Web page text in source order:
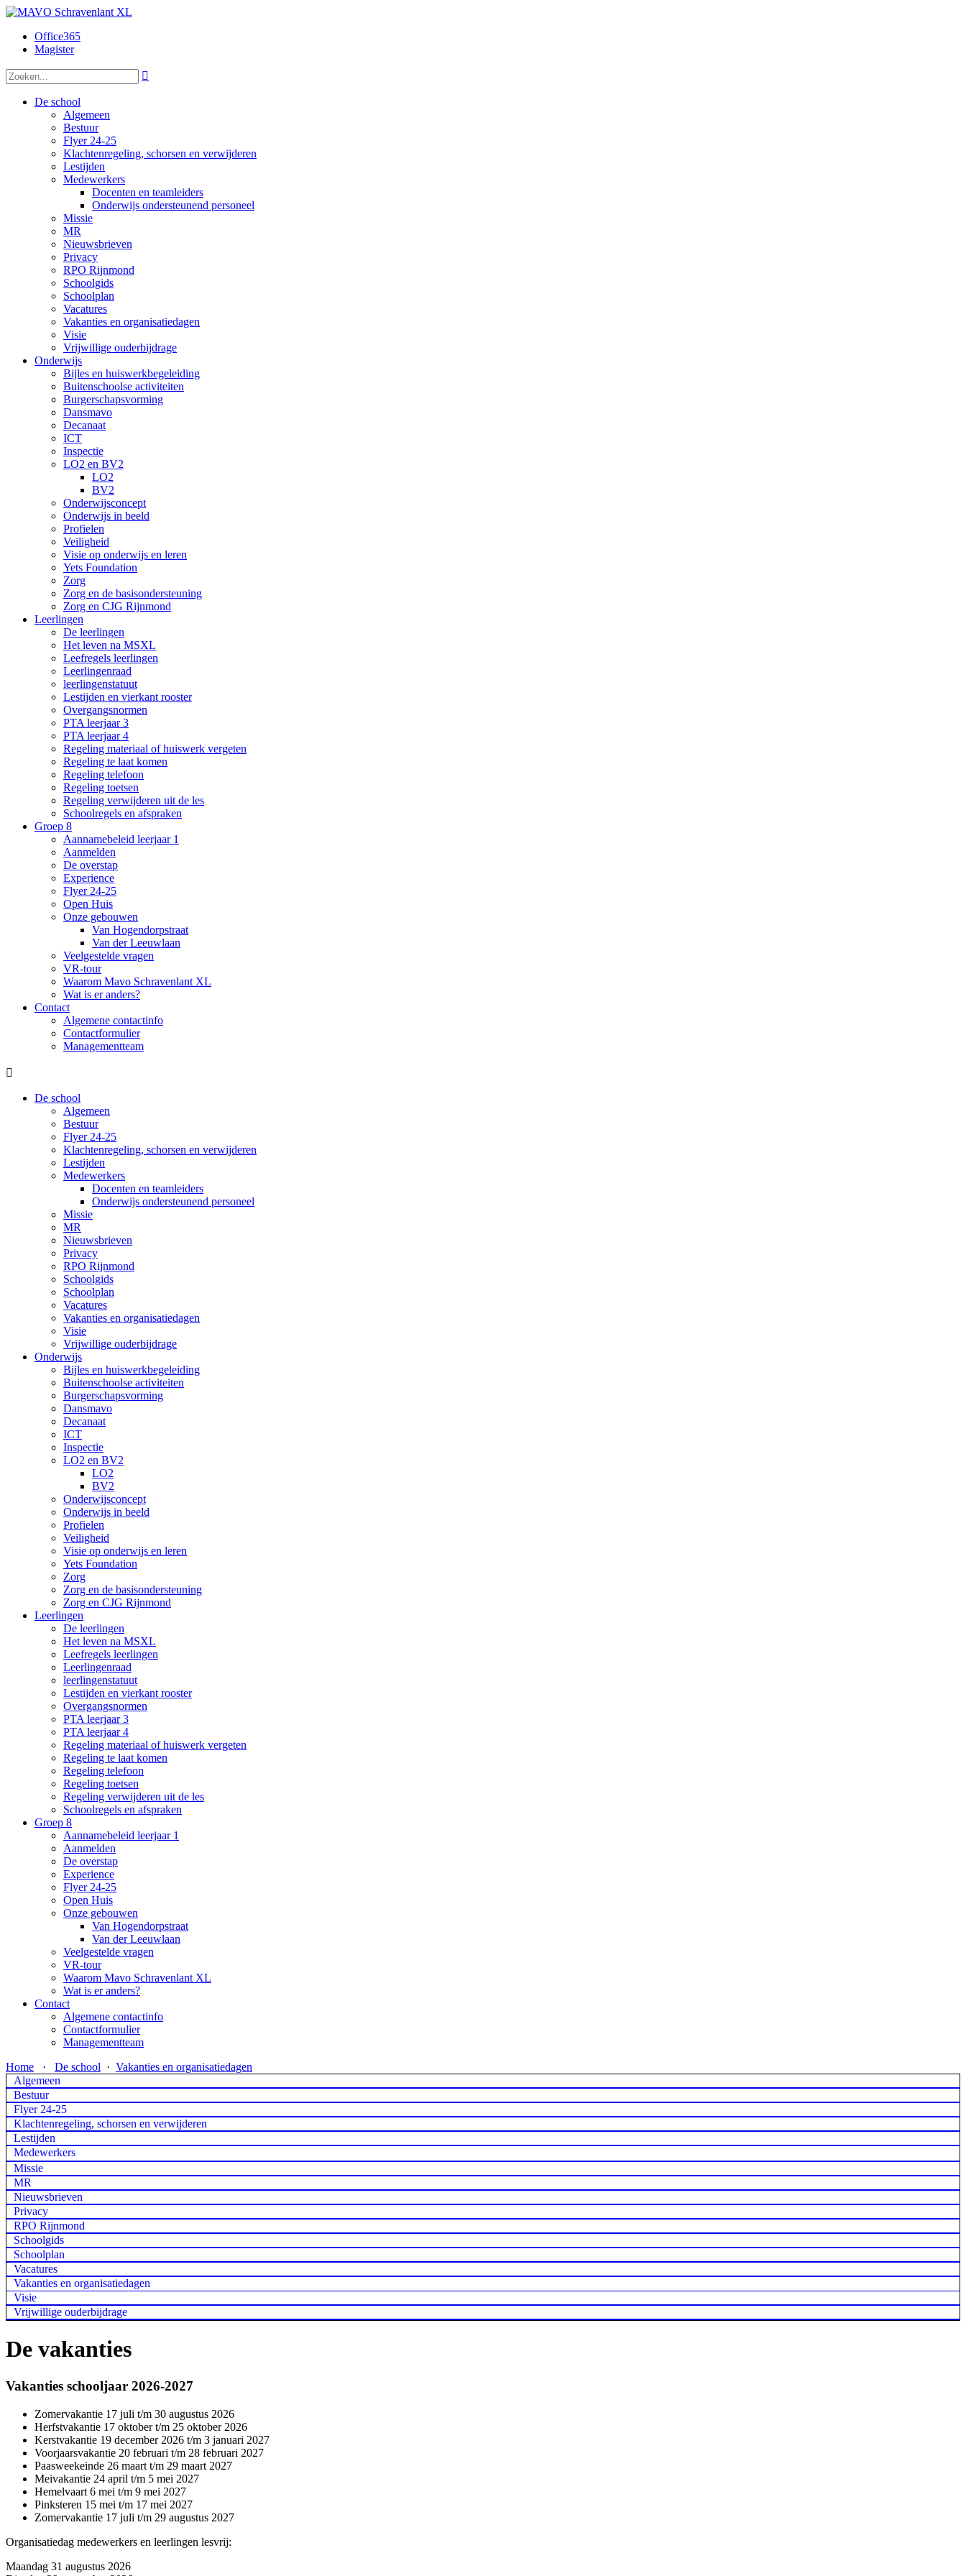
Office365
Magister

De school
Algemeen
Bestuur
Flyer 24-25
Klachtenregeling, schorsen en verwijderen
Lestijden
Medewerkers
Docenten en teamleiders
Onderwijs ondersteunend personeel
Missie
MR
Nieuwsbrieven
Privacy
RPO Rijnmond
Schoolgids
Schoolplan
Vacatures
Vakanties en organisatiedagen
Visie
Vrijwillige ouderbijdrage
Onderwijs
Bijles en huiswerkbegeleiding
Buitenschoolse activiteiten
Burgerschapsvorming
Dansmavo
Decanaat
ICT
Inspectie
LO2 en BV2
LO2
BV2
Onderwijsconcept
Onderwijs in beeld
Profielen
Veiligheid
Visie op onderwijs en leren
Yets Foundation
Zorg
Zorg en de basisondersteuning
Zorg en CJG Rijnmond
Leerlingen
De leerlingen
Het leven na MSXL
Leefregels leerlingen
Leerlingenraad
leerlingenstatuut
Lestijden en vierkant rooster
Overgangsnormen
PTA leerjaar 3
PTA leerjaar 4
Regeling materiaal of huiswerk vergeten
Regeling te laat komen
Regeling telefoon
Regeling toetsen
Regeling verwijderen uit de les
Schoolregels en afspraken
Groep 8
Aannamebeleid leerjaar 1
Aanmelden
De overstap
Experience
Flyer 24-25
Open Huis
Onze gebouwen
Van Hogendorpstraat
Van der Leeuwlaan
Veelgestelde vragen
VR-tour
Waarom Mavo Schravenlant XL
Wat is er anders?
Contact
Algemene contactinfo
Contactformulier
Managementteam

De school
Algemeen
Bestuur
Flyer 24-25
Klachtenregeling, schorsen en verwijderen
Lestijden
Medewerkers
Docenten en teamleiders
Onderwijs ondersteunend personeel
Missie
MR
Nieuwsbrieven
Privacy
RPO Rijnmond
Schoolgids
Schoolplan
Vacatures
Vakanties en organisatiedagen
Visie
Vrijwillige ouderbijdrage
Onderwijs
Bijles en huiswerkbegeleiding
Buitenschoolse activiteiten
Burgerschapsvorming
Dansmavo
Decanaat
ICT
Inspectie
LO2 en BV2
LO2
BV2
Onderwijsconcept
Onderwijs in beeld
Profielen
Veiligheid
Visie op onderwijs en leren
Yets Foundation
Zorg
Zorg en de basisondersteuning
Zorg en CJG Rijnmond
Leerlingen
De leerlingen
Het leven na MSXL
Leefregels leerlingen
Leerlingenraad
leerlingenstatuut
Lestijden en vierkant rooster
Overgangsnormen
PTA leerjaar 3
PTA leerjaar 4
Regeling materiaal of huiswerk vergeten
Regeling te laat komen
Regeling telefoon
Regeling toetsen
Regeling verwijderen uit de les
Schoolregels en afspraken
Groep 8
Aannamebeleid leerjaar 1
Aanmelden
De overstap
Experience
Flyer 24-25
Open Huis
Onze gebouwen
Van Hogendorpstraat
Van der Leeuwlaan
Veelgestelde vragen
VR-tour
Waarom Mavo Schravenlant XL
Wat is er anders?
Contact
Algemene contactinfo
Contactformulier
Managementteam
Home · De school · Vakanties en organisatiedagen
Algemeen
Bestuur
Flyer 24-25
Klachtenregeling, schorsen en verwijderen
Lestijden
Medewerkers
Missie
MR
Nieuwsbrieven
Privacy
RPO Rijnmond
Schoolgids
Schoolplan
Vacatures
Vakanties en organisatiedagen
Visie
Vrijwillige ouderbijdrage
De vakanties
Vakanties schooljaar 2026-2027
Zomervakantie 17 juli t/m 30 augustus 2026
Herfstvakantie 17 oktober t/m 25 oktober 2026
Kerstvakantie 19 december 2026 t/m 3 januari 2027
Voorjaarsvakantie 20 februari t/m 28 februari 2027
Paasweekeinde 26 maart t/m 29 maart 2027
Meivakantie 24 april t/m 5 mei 2027
Hemelvaart 6 mei t/m 9 mei 2027
Pinksteren 15 mei t/m 17 mei 2027
Zomervakantie 17 juli t/m 29 augustus 2027
Organisatiedag medewerkers en leerlingen lesvrij:
Maandag 31 augustus 2026